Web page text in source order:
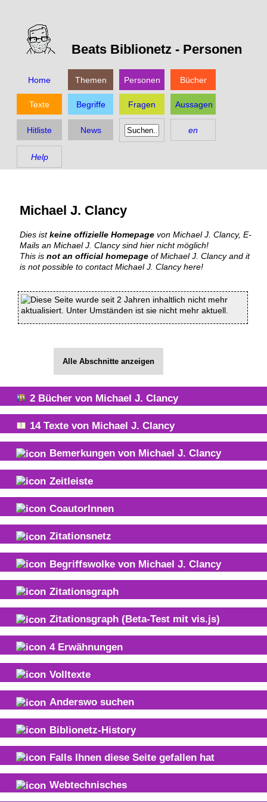
Beats Biblionetz - Personen
Home Themen Personen Bücher
Texte Begriffe Fragen Aussagen
Hitliste News en
Help
Michael J. Clancy
Dies istkeine offizielle Homepage von Michael J. Clancy, E-
Mails an Michael J. Clancy sind hier nicht möglich!
This is not an official homepage of Michael J. Clancy and it
is not possible to contact Michael J. Clancy here!
Diese Seite wurde seit 2 Jahren inhaltlich nicht mehr
aktualisiert. Unter Umständen ist sie nicht mehr aktuell.
Alle Abschnitte anzeigen
2 Bücher von Michael J. Clancy
14Texte von Michael J. Clancy
Bemerkungen von Michael J. Clancy
Zeitleiste
CoautorInnen
Zitationsnetz
Begriffswolke von Michael J. Clancy
Zitationsgraph
Zitationsgraph (Beta-Test mit vis.js)
4 Erwähnungen
Volltexte
Anderswo suchen
Biblionetz-History
Falls Ihnen diese Seite gefallen hat
Webtechnisches